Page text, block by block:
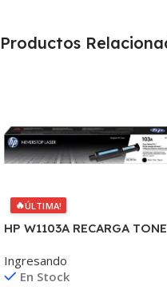
Productos
🔥ÚLTIMA!
HP W1103A RECARGA
1000/1001/1020/1200 (B)
Ingresando
En Stock